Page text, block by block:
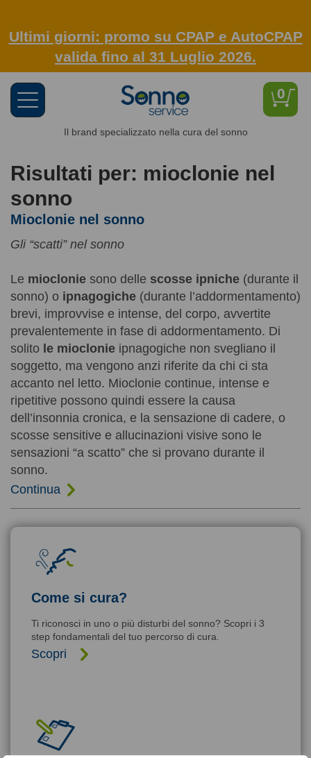
Ultimi giorni: promo su CPAP e AutoCPAP
valida fino al 31 Luglio 2026.
0
Toggle
navigation
Il brand specializzato nella cura del sonno
Risultati per: mioclonie nel
sonno
Mioclonie nel sonno
Gli “scatti” nel sonno
Le mioclonie sono delle scosse ipniche (durante il
sonno) o ipnagogiche (durante l’addormentamento)
brevi, improvvise e intense, del corpo, avvertite
prevalentemente in fase di addormentamento. Di
solito le mioclonie ipnagogiche non svegliano il
soggetto, ma vengono anzi riferite da chi ci sta
accanto nel letto. Mioclonie continue, intense e
ripetitive possono quindi essere la causa
dell’insonnia cronica, e la sensazione di cadere, o
scosse sensitive e allucinazioni visive sono le
sensazioni “a scatto” che si provano durante il
sonno.
Continua
Come si cura?
Ti riconosci in uno o più disturbi del sonno? Scopri i 3
step fondamentali del tuo percorso di cura.
Scopri